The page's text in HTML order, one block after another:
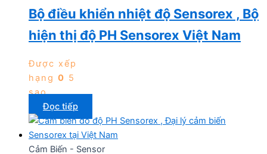
Bộ điều khiển nhiệt độ Sensorex , Bộ
hiện thị độ PH Sensorex Việt Nam
Được xếp
hạng 0 5
sao
Đọc tiếp
Cảm Biến - Sensor